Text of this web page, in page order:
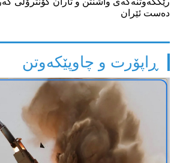
دەست ئێران
ڕاپۆرت و چاوپێکەوتن